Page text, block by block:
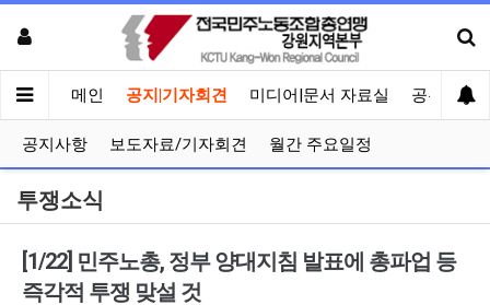
메인 공지|기자회견 미디어|문서 자료실 공유게시
공지사항 보도자료/기자회견 월간 주요일정
투쟁소식
[1/22] 민주노총, 정부 양대지침 발표에 총파업 등
즉각적 투쟁 맞설 것